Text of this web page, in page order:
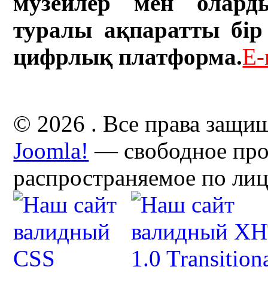
туралы ақпаратты бір
цифрлық платформа.
© 2026 . Все права
Joomla! — свободное
распространяемое по